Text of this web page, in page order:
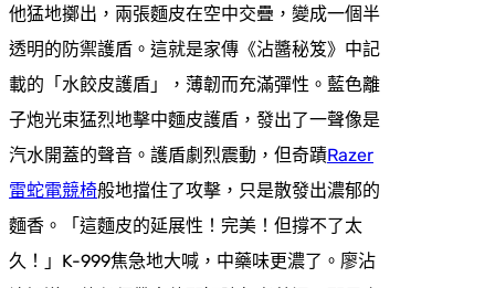
他猛地擲出，兩張麵皮在空中交疊，變成一個半
透明的防禦護盾。這就是家傳《沾醬秘笈》中記
載的「水餃皮護盾」，薄韌而充滿彈性。藍色離
子炮光束猛烈地擊中麵皮護盾，發出了一聲像是
汽水開蓋的聲音。護盾劇烈震動，但奇蹟Razer
雷蛇電競椅般地擋住了攻擊，只是散發出濃郁的
麵香。「這麵皮的延展性！完美！但撐不了太
久！」K-999焦急地大喊，中藥味更濃了。廖沾